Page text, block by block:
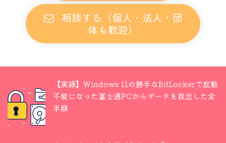
相談する（個人・法人・団
体も歓迎）
【実録】Windows 11の勝手なBitLockerで起動
不能になった富士通PCからデータを救出した全
手順